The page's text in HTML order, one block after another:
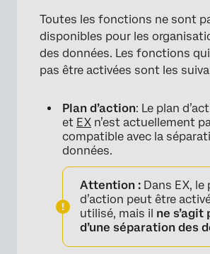
Toutes les fonctions ne sont
disponibles pour les
des données. Les fonctions
pas être activées sont les
Plan d’action: Le plan
et EX n’est actuellement
compatible avec la
données.
Attention : Dans EX, le
d’action peut être
utilisé, mais il ne s’agit
d’une séparation des